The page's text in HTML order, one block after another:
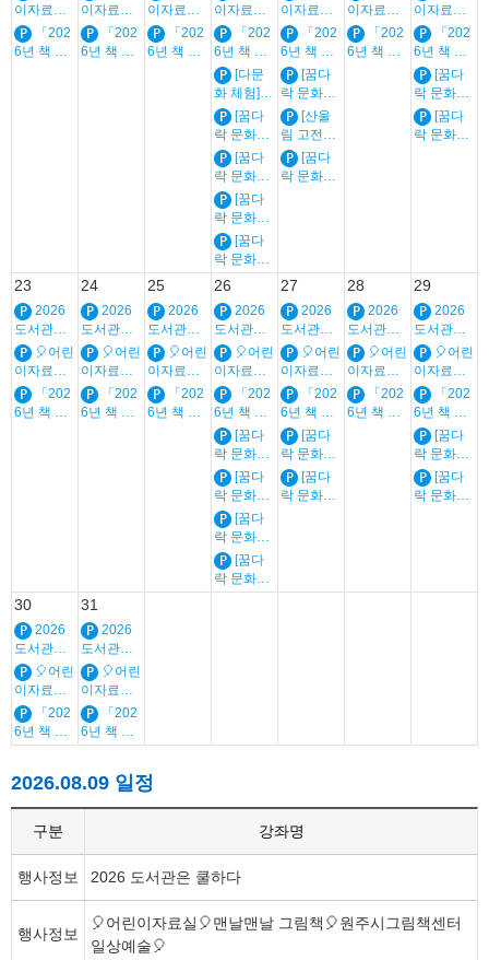
이자료실
🎈맨날맨
날 그림책
🎈원주시
「202
6년 책 읽
이자료실
🎈맨날맨
날 그림책
🎈원주시
「202
6년 책 읽
이자료실
🎈맨날맨
날 그림책
🎈원주시
「202
6년 책 읽
이자료실
🎈맨날맨
날 그림책
🎈원주시
그림책센
터 일상예
술🎈
「202
6년 책 읽
어주는 책
솔이」 연
간 일정_
유아, 초등
[다문
화 체험]
세계 그림
책 여행단
[꿈다
락 문화예
술학교]
(오후반)
생태 팝업
그림책 공
방
[꿈다
락 문화예
술학교]
(오전반)
생태 팝업
그림책 공
방
[꿈다
락 문화예
술학교]
(중장년 오
후반) 생태
감각공방 -
물숨불흙
[꿈다
락 문화예
술학교]
(중장년 오
전반) 생태
감각공방 -
물숨불흙
이자료실
🎈맨날맨
날 그림책
🎈원주시
그림책센
터 일상예
술🎈
「202
6년 책 읽
어주는 책
솔이」 연
간 일정_
유아, 초등
[꿈다
락 문화예
술학교]
(오후반)
생태 팝업
그림책 공
방
[산울
림 고전극
장] 3회차 :
그리스 신
화와 여신/
[꿈다
락 문화예
이자료실
🎈맨날맨
날 그림책
🎈원주시
「202
6년 책 읽
이자료실
🎈맨날맨
날 그림책
🎈원주시
그림책센
터 일상예
술🎈
「202
6년 책 읽
어주는 책
솔이」 연
간 일정_
유아, 초등
[꿈다
락 문화예
술학교]
(오후반)
생태 팝업
[꿈다
락 문화예
23
2026
도서관은
쿨하다🎈어린
이자료실
🎈맨날맨
날 그림책
🎈원주시
「202
6년 책 읽
24
2026
도서관은
쿨하다🎈어린
이자료실
🎈맨날맨
날 그림책
🎈원주시
「202
6년 책 읽
25
2026
도서관은
쿨하다🎈어린
이자료실
🎈맨날맨
날 그림책
🎈원주시
「202
6년 책 읽
26
2026
도서관은
쿨하다🎈어린
이자료실
🎈맨날맨
날 그림책
🎈원주시
그림책센
터 일상예
술🎈
「202
6년 책 읽
어주는 책
솔이」 연
간 일정_
유아, 초등
[꿈다
락 문화예
술학교]
(오후반)
생태 팝업
그림책 공
방
[꿈다
락 문화예
술학교]
(오전반)
생태 팝업
그림책 공
방
[꿈다
락 문화예
술학교]
(중장년 오
후반) 생태
[꿈다
락 문화예
술학교]
27
2026
도서관은
쿨하다🎈어린
이자료실
🎈맨날맨
날 그림책
🎈원주시
그림책센
터 일상예
술🎈
「202
6년 책 읽
어주는 책
솔이」 연
간 일정_
유아, 초등
[꿈다
락 문화예
술학교]
(오후반)
생태 팝업
[꿈다
락 문화예
28
2026
도서관은
쿨하다🎈어린
이자료실
🎈맨날맨
날 그림책
🎈원주시
「202
6년 책 읽
29
2026
도서관은
쿨하다🎈어린
이자료실
🎈맨날맨
날 그림책
🎈원주시
그림책센
터 일상예
술🎈
「202
6년 책 읽
어주는 책
솔이」 연
간 일정_
유아, 초등
[꿈다
락 문화예
술학교]
(오후반)
생태 팝업
[꿈다
락 문화예
30
2026
도서관은
쿨하다🎈어린
이자료실
🎈맨날맨
날 그림책
🎈원주시
터 일상예
술🎈
「202
6년 책 읽
어주는 책
간 일정_
31
2026
도서관은
쿨하다🎈어린
이자료실
🎈맨날맨
날 그림책
🎈원주시
터 일상예
술🎈
「202
6년 책 읽
어주는 책
간 일정_
2026.08.09 일정
구분 강좌명
행사정보 2026 도서관은 쿨하다
행사정보
🎈어린이자료실🎈맨날맨날 그림책🎈원주시그림책센터
일상예술🎈